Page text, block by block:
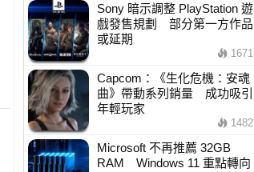
Sony 暗示調整 PlayStation 遊
戲發售規劃 部分第一方作品
或延期
1671
Capcom：《生化危機：安魂
曲》帶動系列銷量 成功吸引
年輕玩家
1482
Microsoft 不再推薦 32GB
RAM Windows 11 重點轉向